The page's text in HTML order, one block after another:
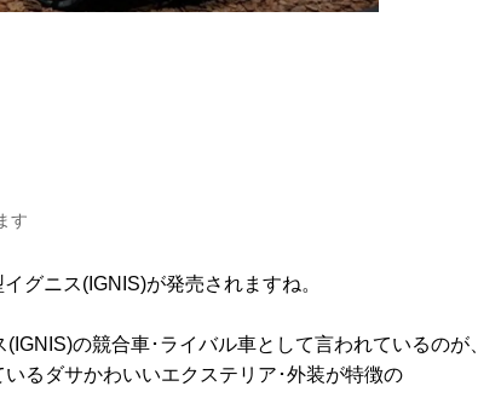
す
グニス(IGNIS)が発売されますね。
の競合車･ライバル車として言われているのが、
るダサかわいいエクステリア･外装が特徴の